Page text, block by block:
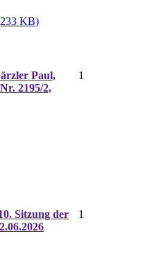
KB)
Paul,
2195/2,
1
Sitzung der
1